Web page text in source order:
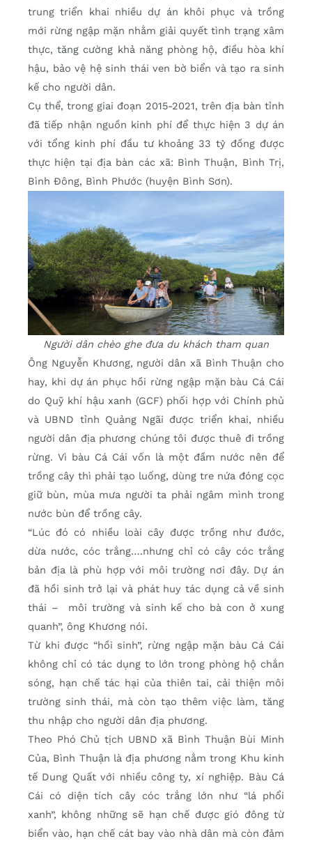
trung triển khai nhiều dự án khôi phục và trồng
mới rừng ngập mặn nhằm giải quyết tình trạng xâm
thực, tăng cường khả năng phòng hộ, điều hòa khí
hậu, bảo vệ hệ sinh thái ven bờ biển và tạo ra sinh
kế cho người dân.
Cụ thể, trong giai đoạn 2015-2021, trên địa bàn tỉnh
đã tiếp nhận nguồn kinh phí để thực hiện 3 dự án
với tổng kinh phí đầu tư khoảng 33 tỷ đồng được
thực hiện tại địa bàn các xã: Bình Thuận, Bình Trị,
Bình Đông, Bình Phước (huyện Bình Sơn).
Người dân chèo ghe đưa du khách tham quan
Ông Nguyễn Khương, người dân xã Bình Thuận cho
hay, khi dự án phục hồi rừng ngập mặn bàu Cá Cái
do Quỹ khí hậu xanh (GCF) phối hợp với Chính phủ
và UBND tỉnh Quảng Ngãi được triển khai, nhiều
người dân địa phương chúng tôi được thuê đi trồng
rừng. Vì bàu Cá Cái vốn là một đầm nước nên để
trồng cây thì phải tạo luống, dùng tre nứa đóng cọc
giữ bùn, mùa mưa người ta phải ngâm mình trong
nước bùn để trồng cây.
“Lúc đó có nhiều loài cây được trồng như đước,
dừa nước, cóc trắng….nhưng chỉ có cây cóc trắng
bản địa là phù hợp với môi trường nơi đây. Dự án
đã hồi sinh trở lại và phát huy tác dụng cả về sinh
thái – môi trường và sinh kế cho bà con ở xung
quanh”, ông Khương nói.
Từ khi được “hồi sinh”, rừng ngập mặn bàu Cá Cái
không chỉ có tác dụng to lớn trong phòng hộ chắn
sóng, hạn chế tác hại của thiên tai, cải thiện môi
trường sinh thái, mà còn tạo thêm việc làm, tăng
thu nhập cho người dân địa phương.
Theo Phó Chủ tịch UBND xã Bình Thuận Bùi Minh
Của, Bình Thuận là địa phương nằm trong Khu kinh
tế Dung Quất với nhiều công ty, xí nghiệp. Bàu Cá
Cái có diện tích cây cóc trắng lớn như “lá phổi
xanh”, không những sẽ hạn chế được gió đông từ
biển vào, hạn chế cát bay vào nhà dân mà còn đảm